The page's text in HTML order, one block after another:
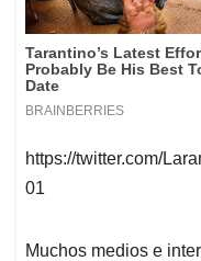
https://twitter.com/
01
Muchos medios e